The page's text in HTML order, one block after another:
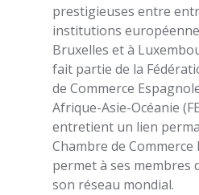
prestigieuses entre
institutions
Bruxelles et à
fait partie de la
de Commerce
Afrique-Asie-Océanie
entretient un lien
Chambre de Commerce
permet à ses membres
son réseau mondial.